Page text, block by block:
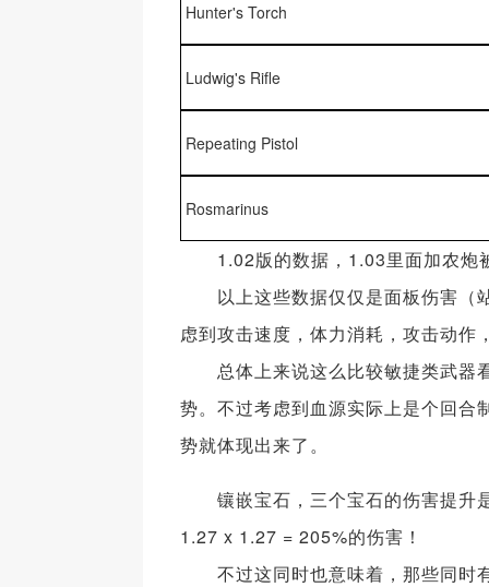
Hunter's Torch
Ludwig's Rifle
Repeating Pistol
Rosmarinus
1.02版的数据，1.03里面加农炮
以上这些数据仅仅是面板伤害（
虑到攻击速度，体力消耗，攻击动作
总体上来说这么比较敏捷类武器
势。不过考虑到血源实际上是个回合
势就体现出来了。
镶嵌宝石，三个宝石的伤害提升
1.27 x 1.27 = 205%的伤害！
不过这同时也意味着，那些同时